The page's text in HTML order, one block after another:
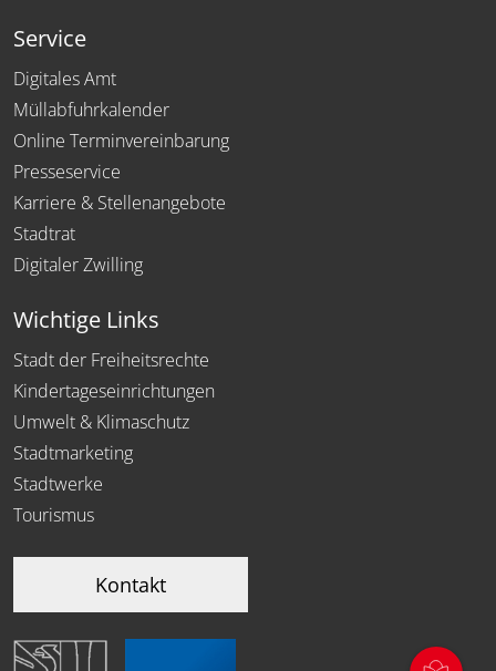
Service
Digitales Amt
Müllabfuhrkalender
Online Terminvereinbarung
Presseservice
Karriere & Stellenangebote
Stadtrat
Digitaler Zwilling
Wichtige Links
Stadt der Freiheitsrechte
Kindertageseinrichtungen
Umwelt & Klimaschutz
Stadtmarketing
Stadtwerke
Tourismus
Kontakt